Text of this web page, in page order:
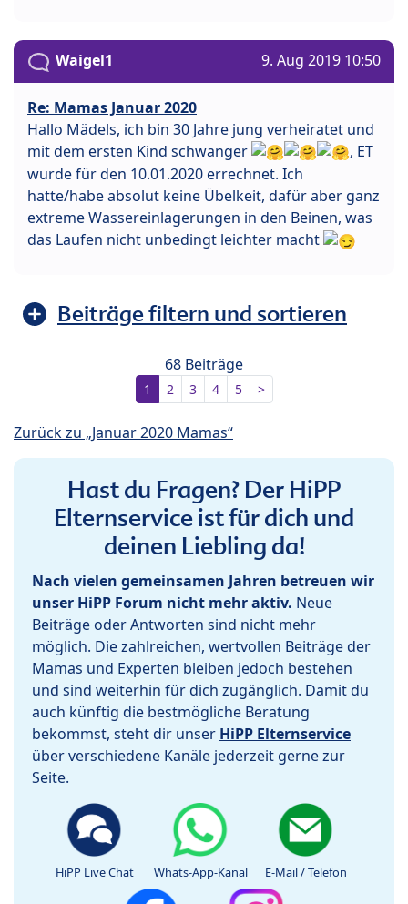
Waigel1 9. Aug 2019 10:50
Re: Mamas Januar 2020
Hallo Mädels, ich bin 30 Jahre jung verheiratet und
mit dem ersten Kind schwanger
, ET
wurde für den 10.01.2020 errechnet. Ich
hatte/habe absolut keine Übelkeit, dafür aber ganz
extreme Wassereinlagerungen in den Beinen, was
das Laufen nicht unbedingt leichter macht
Beiträge filtern und sortieren
68 Beiträge
1 2 3 4 5 >
Zurück zu „Januar 2020 Mamas“
Hast du Fragen? Der HiPP
Elternservice ist für dich und
deinen Liebling da!
Nach vielen gemeinsamen Jahren betreuen wir
unser HiPP Forum nicht mehr aktiv. Neue
Beiträge oder Antworten sind nicht mehr
möglich. Die zahlreichen, wertvollen Beiträge der
Mamas und Experten bleiben jedoch bestehen
und sind weiterhin für dich zugänglich. Damit du
auch künftig die bestmögliche Beratung
bekommst, steht dir unser HiPP Elternservice
über verschiedene Kanäle jederzeit gerne zur
Seite.
HiPP Live Chat Whats-App-Kanal E-Mail / Telefon